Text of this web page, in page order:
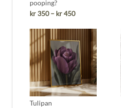
pooping?
kr350 – kr450Prisområde:
til
kr 450
Tulipan